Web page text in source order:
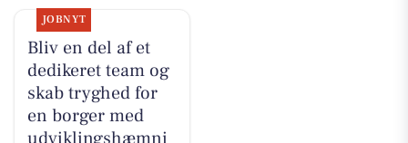
JOBNYT
Bliv en del af et
dedikeret team og
skab tryghed for
en borger med